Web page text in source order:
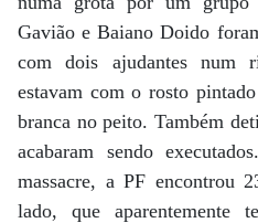
Gavião e Baiano Doido
com dois ajudantes num
estavam com o rosto
branca no peito. Também
acabaram sendo
massacre, a PF encontrou
lado, que aparentemente